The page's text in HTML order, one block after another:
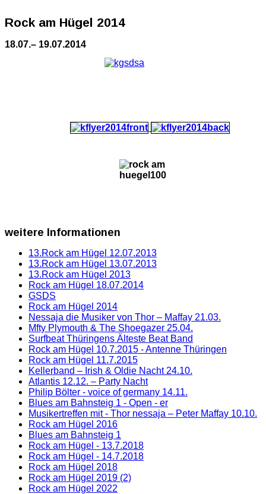
Rock am Hügel 2014
18.07.– 19.07.2014
weitere Informationen
13.Rock am Hügel 12.07.2013
13.Rock am Hügel 13.07.2013
13.Rock am Hügel 2013
Rock am Hügel 18.07.2014
GSDS
Rock am Hügel 2014
Nessaja die Musiker von Thor – Maffay 21.03.
Mfty Plymouth & The Shoegazer 25.04.
Surfbeat Thüringens Älteste Beat Band
Rock am Hügel 10.7.2015 - Antenne Thüringen
Rock am Hügel 11.7.2015
Kellerband – Irish & Oldie Nacht 24.10.
Atlantis 12.12. – Party Nacht
Philip Bölter - voice of germany 14.11.
Blues am Bahnsteig 1 - Open - er
Musikertreffen mit - Thor nessaja – Peter Maffay 10.10.
Rock am Hügel 2016
Blues am Bahnsteig 1
Rock am Hügel - 13.7.2018
Rock am Hügel - 14.7.2018
Rock am Hügel 2018
Rock am Hügel 2019 (2)
Rock am Hügel 2022